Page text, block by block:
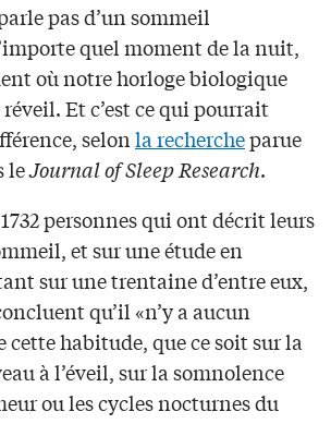
pas d’un sommeil
quel moment de la nuit,
où notre horloge biologique
Et c’est ce qui pourrait
selonla rechercheparue
leJournal of Sleep Research.
personnes qui ont décrit leurs
et sur une étude en
sur une trentaine d’entre eux,
qu’il «n’y a aucun
habitude, que ce soit sur la
à l’éveil, sur la somnolence
ou les cycles nocturnes du